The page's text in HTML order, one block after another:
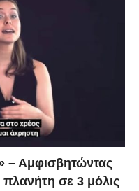
– Αμφισβητώντας
πλανήτη σε 3 μόλις